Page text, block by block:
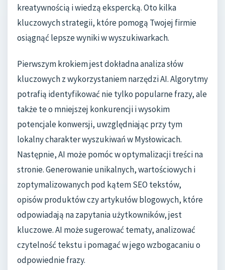
kreatywnością i wiedzą ekspercką. Oto kilka
kluczowych strategii, które pomogą Twojej firmie
osiągnąć lepsze wyniki w wyszukiwarkach.
Pierwszym krokiem jest dokładna analiza słów
kluczowych z wykorzystaniem narzędzi AI. Algorytmy
potrafią identyfikować nie tylko popularne frazy, ale
także te o mniejszej konkurencji i wysokim
potencjale konwersji, uwzględniając przy tym
lokalny charakter wyszukiwań w Mysłowicach.
Następnie, AI może pomóc w optymalizacji treści na
stronie. Generowanie unikalnych, wartościowych i
zoptymalizowanych pod kątem SEO tekstów,
opisów produktów czy artykułów blogowych, które
odpowiadają na zapytania użytkowników, jest
kluczowe. AI może sugerować tematy, analizować
czytelność tekstu i pomagać w jego wzbogacaniu o
odpowiednie frazy.